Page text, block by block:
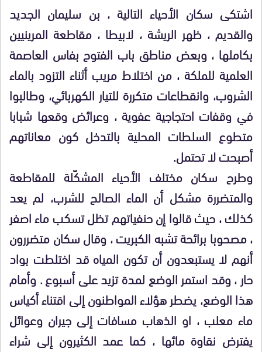
اشتكى سكان الأحياء التالية ، بن سليمان الجديد
والقديم ، ظهر الريشة ، لابيطا ، مقاطعة المرينيين
بكاملها ، وبعض مناطق باب الفتوح بفاس العاصمة
العلمية للملكة ، من اختلاط مريب أثناء التزود بالماء
الشروب،وانقطاعات متكررة للتيار الكهربائي، وطالبوا
في وقفات احتجاجية عفوية ، وعرائض وقعها شبابا
متطوع السلطات المحلية بالتدخل كون معاناتهم
أصبحت لا تحتمل.
وطرح سكان مختلف الأحياء المشكّلة للمقاطعة
والمتضررةمشكل أن الماء الصالح للشرب، لم يعد
كذلك ، حيث قالوا إن حنفياتهم تظل تسكب ماء اصفر
، مصحوبا برائحة تشبه الكبريت ، وقال سكان متضررون
أنهم لا يستبعدون أن تكون المياه قد اختلطت بواد
حار ، وقد استمر الوضع لمدة تزيدعلى أسبوع . وأمام
هذا الوضع، يضطر هؤلاء المواطنون إلى اقتناء أكياس
ماء معلب ، او الذهاب مسافات إلى جيران وعوائل
يفترض نقاوة مائها ، كما عمد الكثيرون إلى شراء